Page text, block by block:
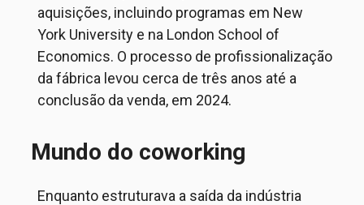
aquisições, incluindo programas em New
York University e na London School of
Economics. O processo de profissionalização
da fábrica levou cerca de três anos até a
conclusão da venda, em 2024.
Mundo do coworking
Enquanto estruturava a saída da indústria